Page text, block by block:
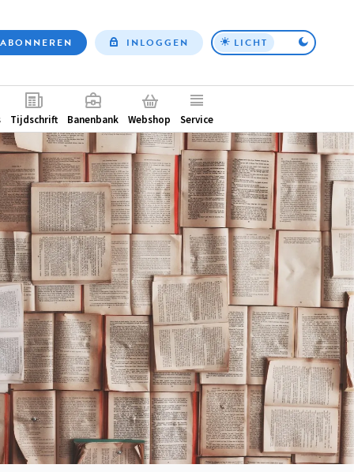
Top
ABONNEREN INLOGGEN LICHT
Tijdschrift Banenbank Webshop Service